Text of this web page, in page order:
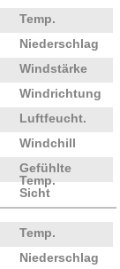
Temp.
Niederschlag
Windstärke
Windrichtung
Luftfeucht.
Windchill
Gefühlte
Temp.
Sicht
Temp.
Niederschlag